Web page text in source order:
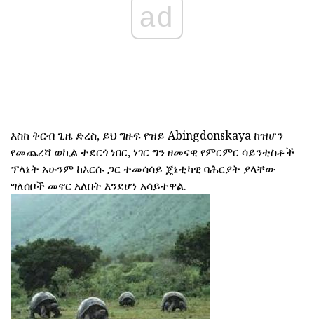
ad
እስከ ቅርብ ጊዜ ድረስ, ይህ ግዙፍ የዝይ Abingdonskaya ከዝሆን
የመጨረሻ ወኪል ተደርጎ ነበር, ነገር ግን ዘመናዊ የምርምር ሳይንቲስቶች
ፕላኔት አሁንም ከእርሱ ጋር ተመሳሳይ ጄኔቲካዊ ባሕርያት ያላቸው
ግለሰቦች መኖር አለበት እንደሆነ አሳይተዋል.